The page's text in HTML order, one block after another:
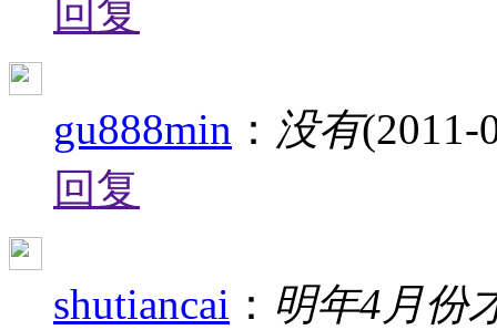
回复
gu888min ： 没有(2011-
回复
shutiancai ： 明年4月份